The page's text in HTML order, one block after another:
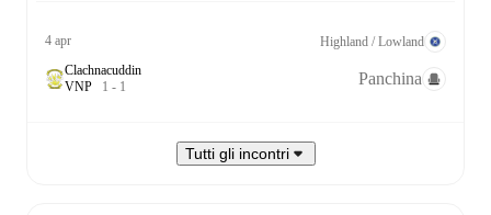
4 apr
Highland / Lowland
Clachnacuddin
VNP 1 - 1 Panchina
Tutti gli incontri